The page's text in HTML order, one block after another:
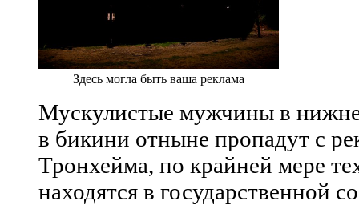
Здесь могла быть ваша реклама
Мускулистые мужчины в
в бикини отныне пропадут с
Тронхейма, по крайней мере
находятся в государственной